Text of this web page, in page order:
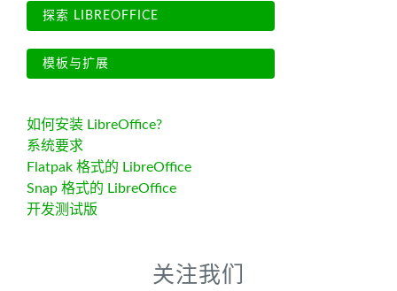
探索 LIBREOFFICE
模板与扩展
如何安装 LibreOffice?
系统要求
Flatpak 格式的 LibreOffice
Snap 格式的 LibreOffice
开发测试版
关注我们